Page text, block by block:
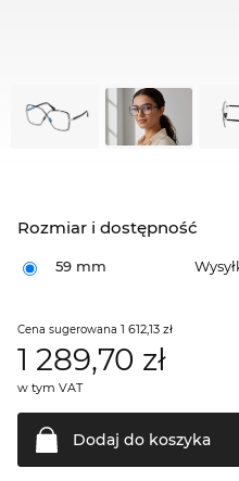
Rozmiar i dostępność
59 mm
Cena sugerowana 1 612,13 zł
1 289,70 zł
w tym VAT
Dodaj do koszyka